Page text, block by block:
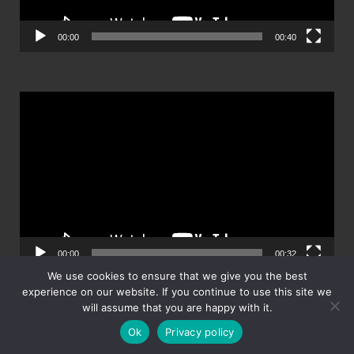
00:00 00:40
00:00 00:32
WordPressandHitMag.
We use cookies to ensure that we give you the best
experience on our website. If you continue to use this site we
will assume that you are happy with it.
Ok
Privacy policy